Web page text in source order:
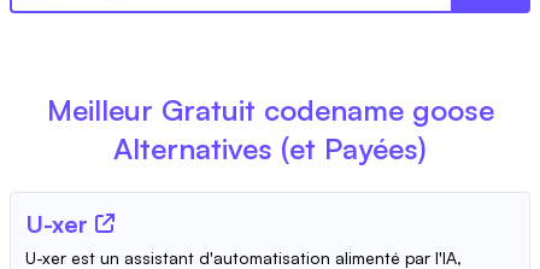
Meilleur Gratuit codename goose
Alternatives (et Payées)
U-xer
U-xer est un assistant d'automatisation alimenté par l'IA,